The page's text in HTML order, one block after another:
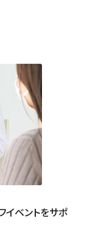
イベントをサポ